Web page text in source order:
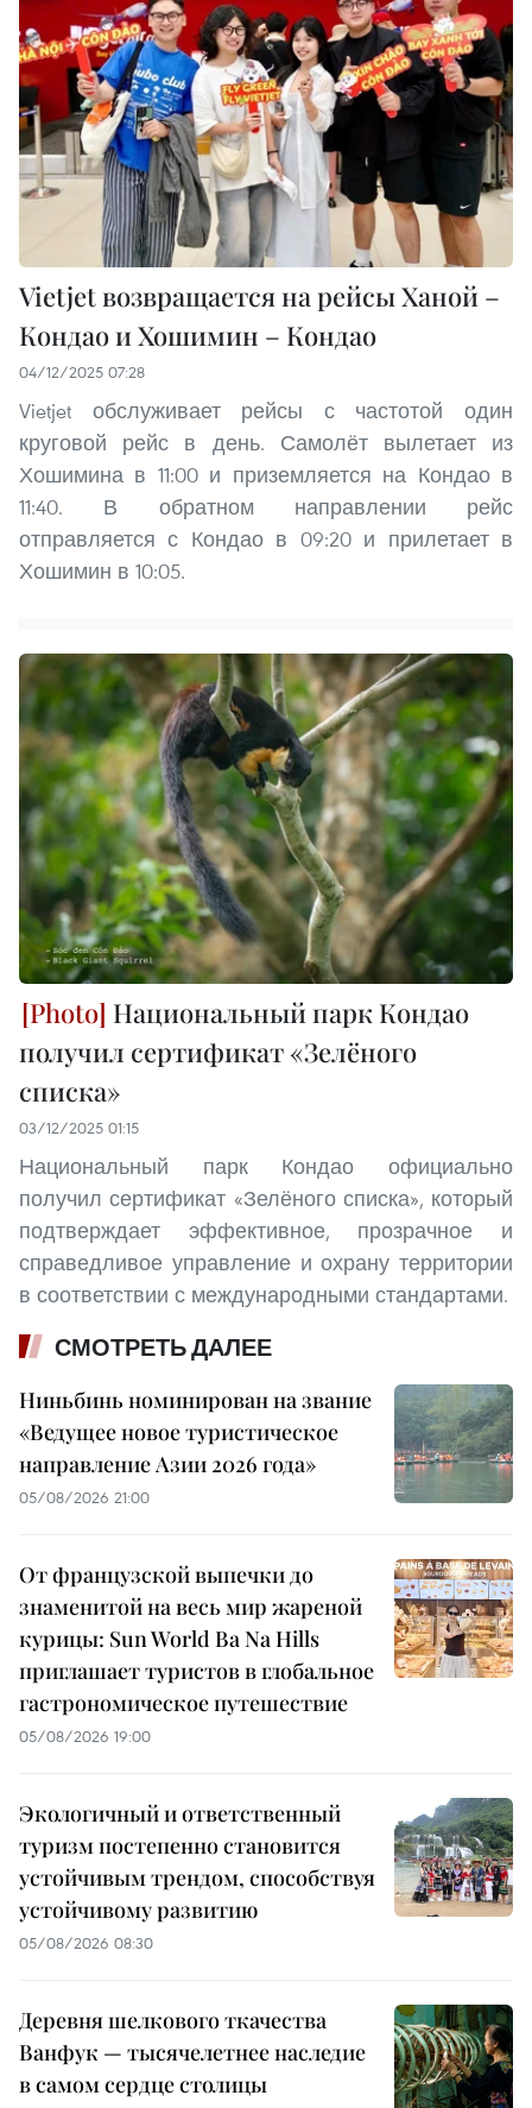
Vietjet возвращается на рейсы Ханой –
Кондао и Хошимин – Кондао
04/12/2025 07:28
Vietjet обслуживает рейсы с частотой один
круговой рейс в день. Самолёт вылетает из
Хошимина в 11:00 и приземляется на Кондао в
11:40. В обратном направлении рейс
отправляется с Кондао в 09:20 и прилетает в
Хошимин в 10:05.
Национальный парк Кондао
получил сертификат «Зелёного
списка»
03/12/2025 01:15
Национальный парк Кондао официально
получил сертификат «Зелёного списка», который
подтверждает эффективное, прозрачное и
справедливое управление и охрану территории
в соответствии с международными стандартами.
СМОТРЕТЬ ДАЛЕЕ
Ниньбинь номинирован на звание
«Ведущее новое туристическое
направление Азии 2026 года»
05/08/2026 21:00
От французской выпечки до
знаменитой на весь мир жареной
курицы: Sun World Ba Na Hills
приглашает туристов в глобальное
гастрономическое путешествие
05/08/2026 19:00
Экологичный и ответственный
туризм постепенно становится
устойчивым трендом, способствуя
устойчивому развитию
05/08/2026 08:30
Деревня шелкового ткачества
Ванфук — тысячелетнее наследие
в самом сердце столицы